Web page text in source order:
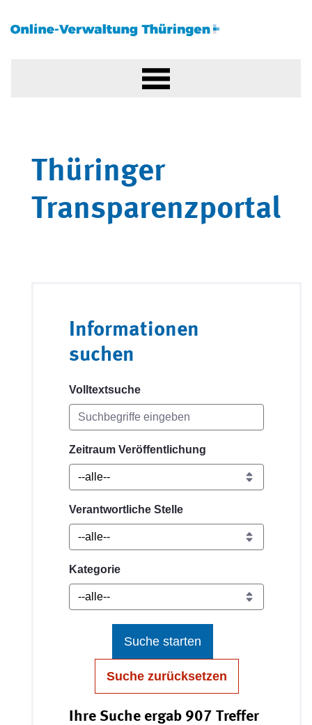
Thüringer
Transparenzportal
Informationen
suchen
Volltextsuche
Zeitraum Veröffentlichung
Verantwortliche Stelle
Kategorie
Suche starten
Suche zurücksetzen
Ihre Suche ergab 907 Treffer